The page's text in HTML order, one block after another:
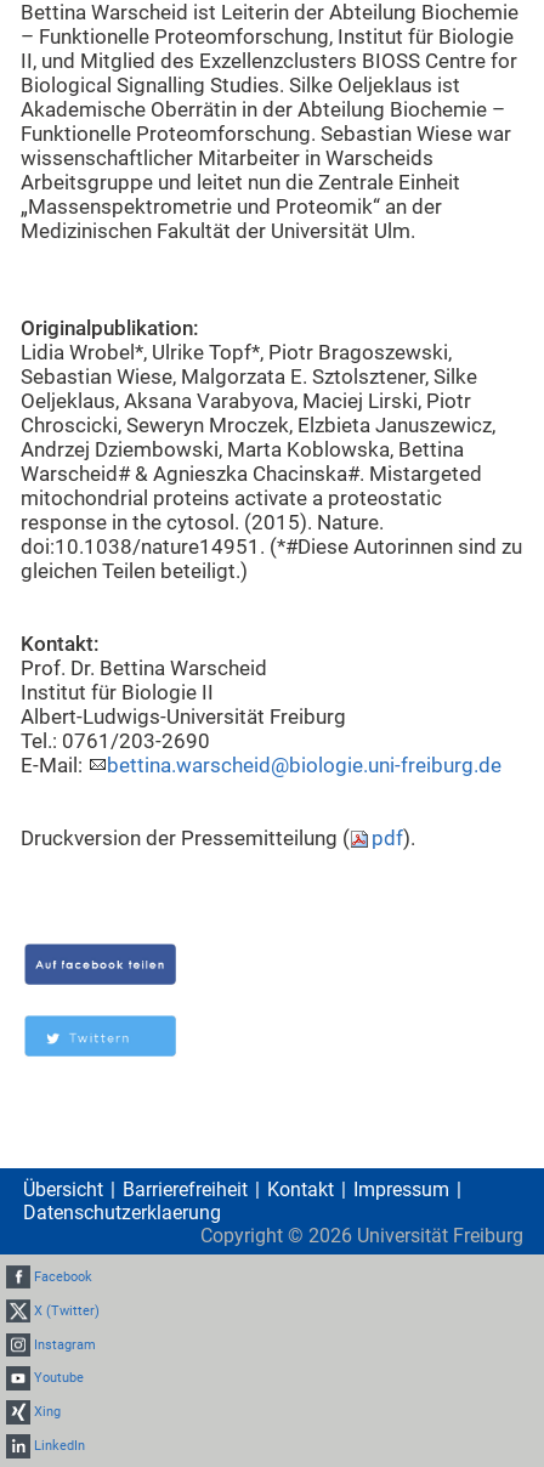
Bettina Warscheid ist Leiterin der Abteilung Biochemie
– Funktionelle Proteomforschung, Institut für Biologie
II, und Mitglied des Exzellenzclusters BIOSS Centre for
Biological Signalling Studies. Silke Oeljeklaus ist
Akademische Oberrätin in der Abteilung Biochemie –
Funktionelle Proteomforschung. Sebastian Wiese war
wissenschaftlicher Mitarbeiter in Warscheids
Arbeitsgruppe und leitet nun die Zentrale Einheit
„Massenspektrometrie und Proteomik“ an der
Medizinischen Fakultät der Universität Ulm.
Originalpublikation:
Lidia Wrobel*, Ulrike Topf*, Piotr Bragoszewski,
Sebastian Wiese, Malgorzata E. Sztolsztener, Silke
Oeljeklaus, Aksana Varabyova, Maciej Lirski, Piotr
Chroscicki, Seweryn Mroczek, Elzbieta Januszewicz,
Andrzej Dziembowski, Marta Koblowska, Bettina
Warscheid# & Agnieszka Chacinska#. Mistargeted
mitochondrial proteins activate a proteostatic
response in the cytosol. (2015). Nature.
doi:10.1038/nature14951. (*#Diese Autorinnen sind zu
gleichen Teilen beteiligt.)
Kontakt:
Prof. Dr. Bettina Warscheid
Institut für Biologie II
Albert-Ludwigs-Universität Freiburg
Tel.: 0761/203-2690
E-Mail:
bettina.warscheid@biologie.uni-freiburg.de
Druckversion der Pressemitteilung ( pdf).
Übersicht Barrierefreiheit Kontakt
Impressum
Datenschutzerklaerung
Copyright © 2026 Universität Freiburg
Facebook
X (Twitter)
Instagram
Youtube
Xing
LinkedIn